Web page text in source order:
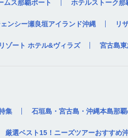
ムス那覇ポート ホテルストーク那
ンシー瀬良垣アイランド沖縄 リ
ゾート ホテル&ヴィラズ 宮古島
集 石垣島・宮古島・沖縄本島那
厳選ベスト15！ニーズツアーおすすめ